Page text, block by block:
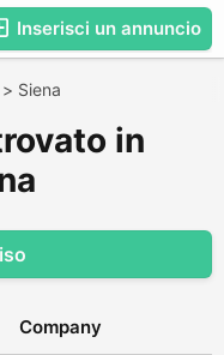
Inserisci un annuncio
> Siena
in
Company